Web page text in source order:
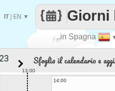
Fai..in Spagna
Giorni
IT| EN ▼
Sfoglia il calendario e
13:00
14:00